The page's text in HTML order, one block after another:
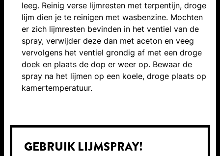
leeg. Reinig verse lijmresten met terpentijn, droge
lijm dien je te reinigen met wasbenzine. Mochten
er zich lijmresten bevinden in het ventiel van de
spray, verwijder deze dan met aceton en veeg
vervolgens het ventiel grondig af met een droge
doek en plaats de dop er weer op. Bewaar de
spray na het lijmen op een koele, droge plaats op
kamertemperatuur.
GEBRUIK LIJMSPRAY!